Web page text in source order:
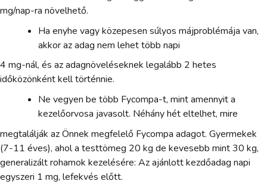
mg/nap-ra növelhető.
Ha enyhe vagy közepesen súlyos májproblémája van,
akkor az adag nem lehet több napi
4 mg-nál, és az adagnöveléseknek legalább 2 hetes
időközönként kell történnie.
Ne vegyen be több Fycompa-t, mint amennyit a
kezelőorvosa javasolt. Néhány hét eltelhet, mire
megtalálják az Önnek megfelelő Fycompa adagot. Gyermekek
(7-11 éves), ahol a testtömeg 20 kg de kevesebb mint 30 kg,
generalizált rohamok kezelésére: Az ajánlott kezdőadag napi
egyszeri 1 mg, lefekvés előtt.